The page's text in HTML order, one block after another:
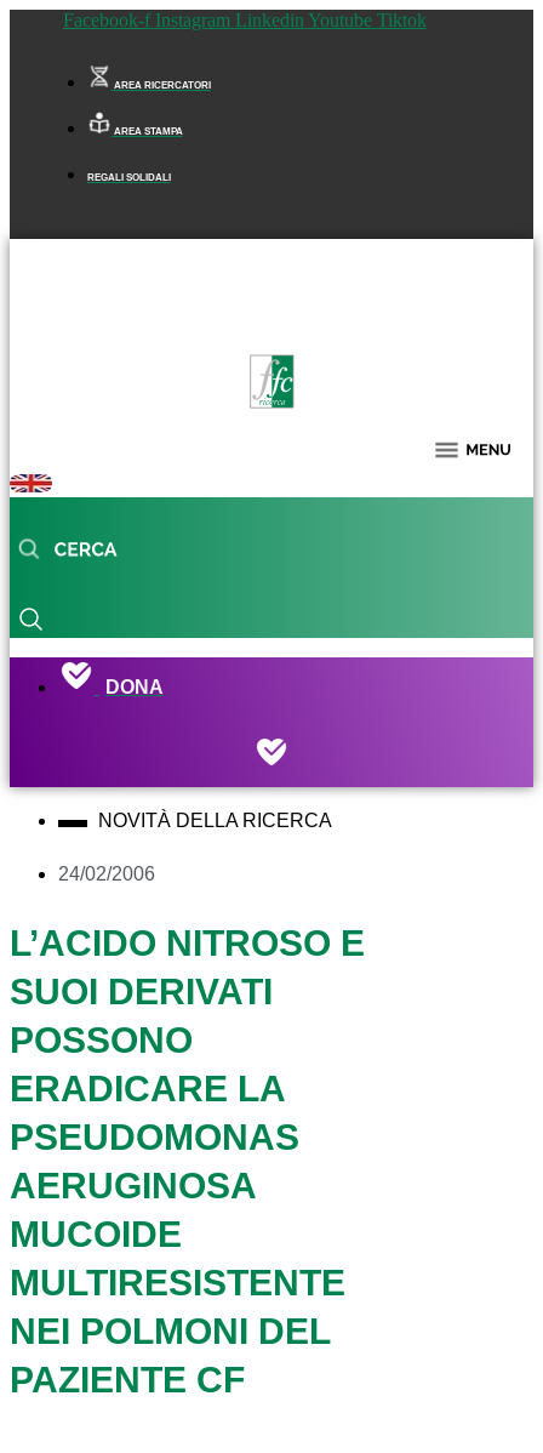
Facebook-f Instagram Linkedin Youtube Tiktok
AREA RICERCATORI
AREA STAMPA
REGALI SOLIDALI
DONA
NOVITÀ DELLA RICERCA
24/02/2006
L’ACIDO NITROSO E
SUOI DERIVATI
POSSONO
ERADICARE LA
PSEUDOMONAS
AERUGINOSA
MUCOIDE
MULTIRESISTENTE
NEI POLMONI DEL
PAZIENTE CF